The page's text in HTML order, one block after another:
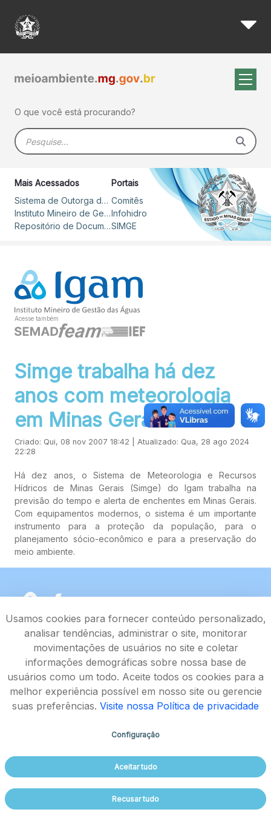
Pular para o Conteúdo principal
Simge trabalha há dez anos
O que você está procurando?
Barra de busca
Mais Acessados
Sistema de Outorga de Direito de Uso de Recursos Hídricos – SOUT
Instituto Mineiro de Gestão das Águas
Repositório de Documentos
Portais
Comitês
Infohidro
SIMGE
Acesse também
Simge trabalha há dez
anos com meteorologia
em Minas Gerais
Criado: Qui, 08 nov 2007 18:42 | Atualizado: Qua, 28 ago 2024
22:28
Há dez anos, o Sistema de Meteorologia e Recursos
Hídricos de Minas Gerais (Simge) do Igam trabalha na
previsão do tempo e alerta de enchentes em Minas Gerais.
Com equipamentos modernos, o sistema é um importante
instrumento para a proteção da população, para o
planejamento sócio-econômico e para a preservação do
meio ambiente.
Rodovia João Paulo II, 4143, Bairro Serra Verde - CEP
31630-900
Aspectos legais e responsabilidades - Política de
Usamos cookies para fornecer conteúdo personalizado,
analisar tendências, administrar o site, monitorar
movimentações de usuários no site e coletar
informações demográficas sobre nossa base de
usuários como um todo. Aceite todos os cookies para a
melhor experiência possível em nosso site ou gerencie
suas preferências. Visite nossa Política de privacidade
Configuração
Aceitar tudo
Recusar tudo